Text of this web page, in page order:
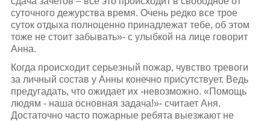
суточного дежурства время. Очень редко все трое
суток отдыха полноценно принадлежат тебе, об этом
тоже не стоит забывать»- с улыбкой на лице говорит
Анна.
Когда происходит серьезный пожар, чувство тревоги
за личный состав у Анны конечно присутствует. Ведь
предугадать, что ожидает их -невозможно. «Помощь
людям - наша основная задача!»- считает Аня.
Достаточно часто пожарные ребята выезжают не